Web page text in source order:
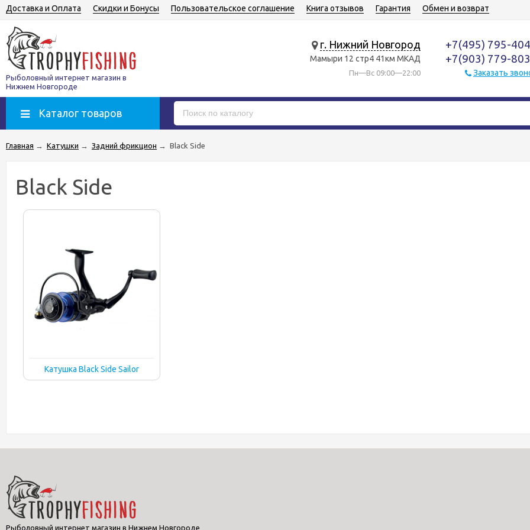
Доставка и Оплата Скидки и Бонусы Пользовательское соглашение Книга отзывов Гарантия Обмен и возврат
Рыболовный интернет магазин в
Нижнем Новгороде
г. Нижний Новгород
Мамыри 12 стр4 41км МКАД
Пн—Вс 09:00—22:00
+7(495) 795-
+7(903) 779-
Заказать
Каталог товаров
Главная → Катушки → Задний фрикцион → Black Side
Black Side
Катушка Black Side Sailor
Рыболовный интернет магазин в Нижнем Новгороде